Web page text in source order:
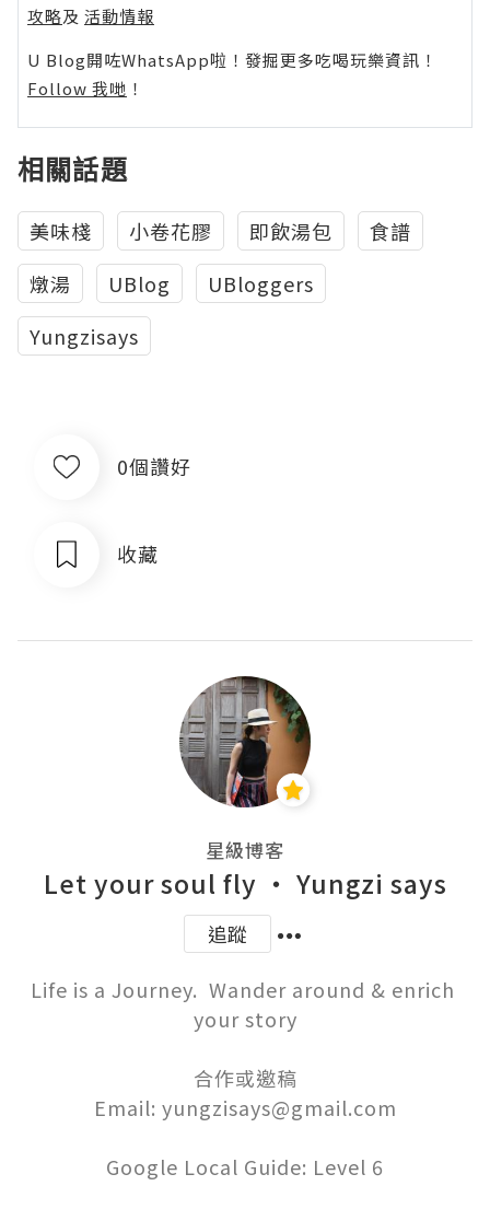
攻略及 活動情報
U Blog開咗WhatsApp啦！發掘更多吃喝玩樂資訊！
Follow 我哋 ！
相關話題
美味棧 小卷花膠 即飲湯包
食譜
燉湯
UBlog
UBloggers
Yungzisays
0個讚好
收藏
星級博客
Let your soul fly ‧ Yungzi says
追蹤
Life is a Journey.  Wander around & enrich
your story
合作或邀稿
Email: yungzisays@gmail.com
Google Local Guide: Level 6